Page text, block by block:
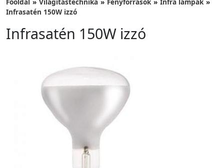
Infrasatén 150W izzó
Infrasatén 150W izzó